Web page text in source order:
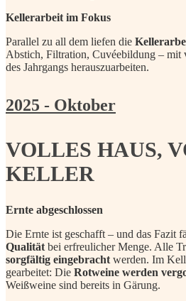
Kellerarbeit im Fokus
Parallel zu all dem liefen die
Abstich, Filtration, Cuvéebildung – mit
des Jahrgangs herauszuarbeiten.
2025 - Oktober
VOLLES HAUS,
KELLER
Ernte abgeschlossen
Die Ernte ist geschafft – und das Fazit
Qualität bei erfreulicher Menge. Alle
sorgfältig eingebracht werden. Im
gearbeitet: Die Rotweine werden
Weißweine sind bereits in Gärung.